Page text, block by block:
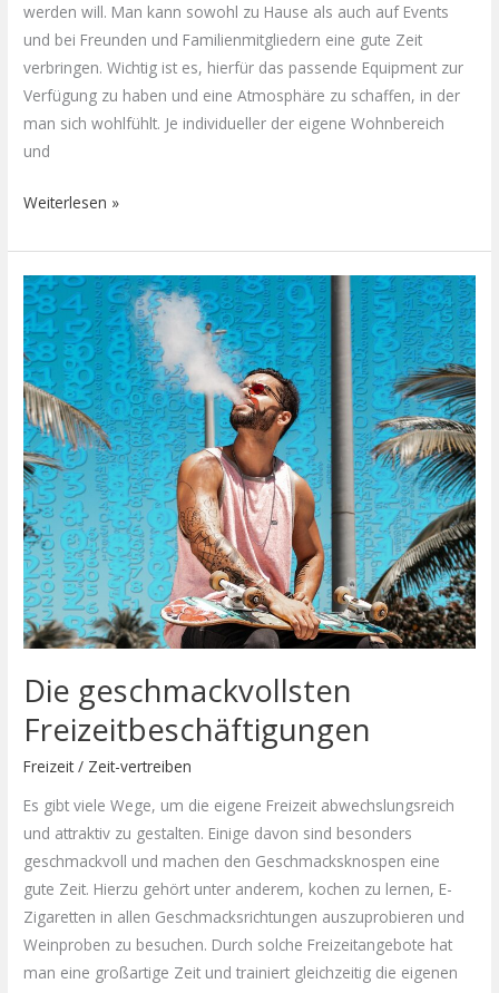
werden will. Man kann sowohl zu Hause als auch auf Events
und bei Freunden und Familienmitgliedern eine gute Zeit
verbringen. Wichtig ist es, hierfür das passende Equipment zur
Verfügung zu haben und eine Atmosphäre zu schaffen, in der
man sich wohlfühlt. Je individueller der eigene Wohnbereich
und
Weiterlesen »
Die geschmackvollsten
Freizeitbeschäftigungen
Freizeit/ Zeit-vertreiben
Es gibt viele Wege, um die eigene Freizeit abwechslungsreich
und attraktiv zu gestalten. Einige davon sind besonders
geschmackvoll und machen den Geschmacksknospen eine
gute Zeit. Hierzu gehört unter anderem, kochen zu lernen, E-
Zigaretten in allen Geschmacksrichtungen auszuprobieren und
Weinproben zu besuchen. Durch solche Freizeitangebote hat
man eine großartige Zeit und trainiert gleichzeitig die eigenen
Die
geschmackvollsten
Freizeitbeschäftigungen